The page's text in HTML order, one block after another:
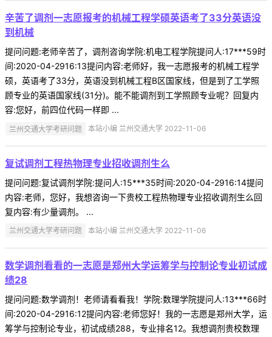
辛苦了调剂一志愿报考的机械工程学硕英语考了33分英语没
到机械
提问问题:老师辛苦了，调剂咨询学院:机电工程学院提问人:17***59时
间:2020-04-2916:13提问内容:老师好，我一志愿报考的机械工程学
硕，英语考了33分，英语没到机械工程B区国家线，但是到了工学照
顾专业的英语国家线(31分)。能不能调剂到工学照顾专业呢？回复内
容:您好，前四位代码一样即 ...
兰州交通大学考研问题 本站小编 兰州交通大学 2022-11-06
复试调剂工程热物理专业招收调剂生么
提问问题:复试调剂学院:提问人:15***35时间:2020-04-2916:14提问
内容:老师，您好，我想咨询一下贵校工程热物理专业招收调剂生么回
复内容:有少量调剂。 ...
兰州交通大学考研问题 本站小编 兰州交通大学 2022-11-06
数学调剂看看的一志愿是郑州大学运筹学与控制论专业初试成
绩28
提问问题:数学调剂！老师请看看我！学院:数理学院提问人:13***66时
间:2020-04-2916:12提问内容:老师您好！我的一志愿是郑州大学，运
筹学与控制论专业，初试成绩288，专业排名12。我想调剂贵校数理